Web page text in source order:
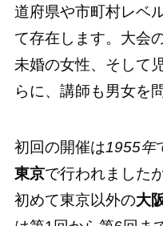
道府県や市町村レベ
て存在します。大会
未婚の女性、そして
らに、講師も男女を
初回の開催は1955年
東京で行われましたが
初めて東京以外の大